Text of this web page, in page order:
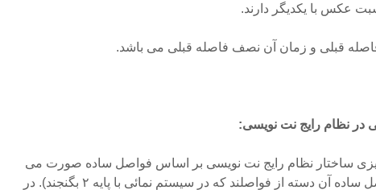
عکس با یکدیگر دارند.
قبلی و زمان آن نصف فاصله قبلی می باشد.
در نظام رایج نت نویسی:
ساختار نظام رایج نت نویسی بر اساس فواصل ساده صورت می
کیرد که قبلا ذکر شدند (فواصل ساده آن دسته از فواصلند که در سیستم نمائی با پایه ۲ بگنجند). در